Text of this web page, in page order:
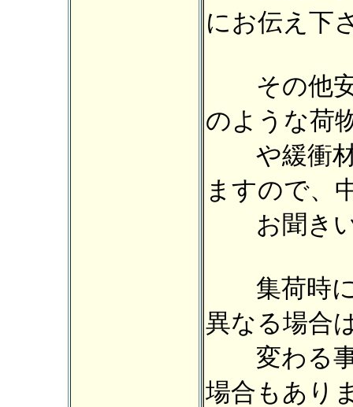
にお伝え下
その他安
のような荷
や緩衝材
ますので、
お聞きい
集荷時に
異なる場合
変わる事
場合もあり